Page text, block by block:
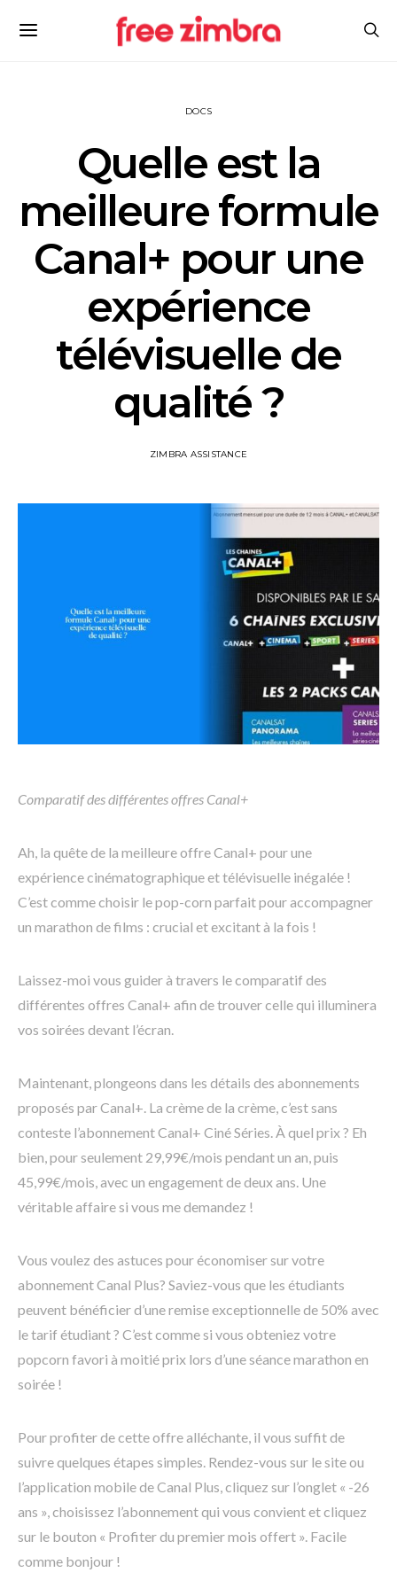
DOCS
Quelle est la
meilleure formule
Canal+ pour une
expérience
télévisuelle de
qualité ?
ZIMBRA ASSISTANCE
Comparatif des différentes offres Canal+
Ah, la quête de la meilleure offre Canal+ pour une
expérience cinématographique et télévisuelle inégalée !
C’est comme choisir le pop-corn parfait pour accompagner
un marathon de films : crucial et excitant à la fois !
Laissez-moi vous guider à travers le comparatif des
différentes offres Canal+ afin de trouver celle qui illuminera
vos soirées devant l’écran.
Maintenant, plongeons dans les détails des abonnements
proposés par Canal+. La crème de la crème, c’est sans
conteste l’abonnement Canal+ Ciné Séries. À quel prix ? Eh
bien, pour seulement 29,99€/mois pendant un an, puis
45,99€/mois, avec un engagement de deux ans. Une
véritable affaire si vous me demandez !
Vous voulez des astuces pour économiser sur votre
abonnement Canal Plus? Saviez-vous que les étudiants
peuvent bénéficier d’une remise exceptionnelle de 50% avec
le tarif étudiant ? C’est comme si vous obteniez votre
popcorn favori à moitié prix lors d’une séance marathon en
soirée !
Pour profiter de cette offre alléchante, il vous suffit de
suivre quelques étapes simples. Rendez-vous sur le site ou
l’application mobile de Canal Plus, cliquez sur l’onglet « -26
ans », choisissez l’abonnement qui vous convient et cliquez
sur le bouton « Profiter du premier mois offert ». Facile
comme bonjour !